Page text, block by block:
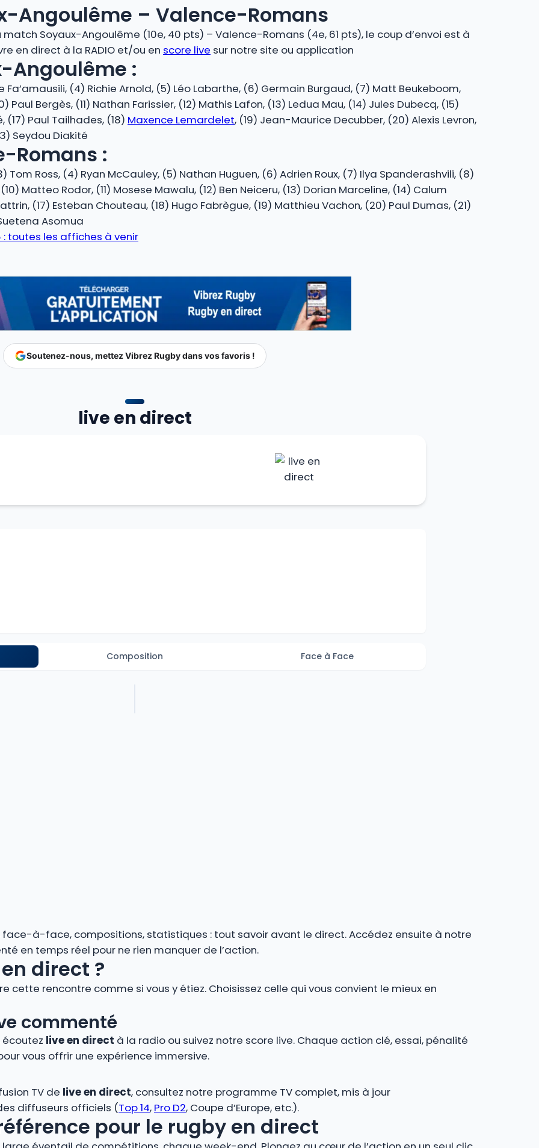
Angoulême – Valence-Romans
Soyaux-Angoulême (10e, 40 pts) – Valence-Romans (4e, 61 pts), le coup d’envoi est à
en direct à la RADIO et/ou en score live sur notre site ou application
Angoulême :
Fa’amausili, (4) Richie Arnold, (5) Léo Labarthe, (6) Germain Burgaud, (7) Matt Beukeboom,
Paul Bergès, (11) Nathan Farissier, (12) Mathis Lafon, (13) Ledua Mau, (14) Jules Dubecq, (15)
(17) Paul Tailhades, (18) Maxence Lemardelet, (19) Jean-Maurice Decubber, (20) Alexis Levron,
Seydou Diakité
Romans :
Tom Ross, (4) Ryan McCauley, (5) Nathan Huguen, (6) Adrien Roux, (7) Ilya Spanderashvili, (8)
Matteo Rodor, (11) Mosese Mawalu, (12) Ben Neiceru, (13) Dorian Marceline, (14) Calum
(17) Esteban Chouteau, (18) Hugo Fabrègue, (19) Matthieu Vachon, (20) Paul Dumas, (21)
Asomua
toutes les affiches à venir
Soutenez-nous, mettez Vibrez Rugby dans vos favoris !
live en direct
Composition Face à Face
face-à-face, compositions, statistiques : tout savoir avant le direct. Accédez ensuite à notre
en temps réel pour ne rien manquer de l’action.
direct ?
cette rencontre comme si vous y étiez. Choisissez celle qui vous convient le mieux en
commenté
écoutez live en direct à la radio ou suivez notre score live. Chaque action clé, essai, pénalité
vous offrir une expérience immersive.
TV de live en direct, consultez notre programme TV complet, mis à jour
diffuseurs officiels (Top 14, Pro D2, Coupe d’Europe, etc.).
pour le rugby en direct